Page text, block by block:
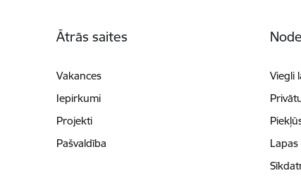
Ātrās saites
Vakances
Iepirkumi
Projekti
Pašvaldība
Viegli